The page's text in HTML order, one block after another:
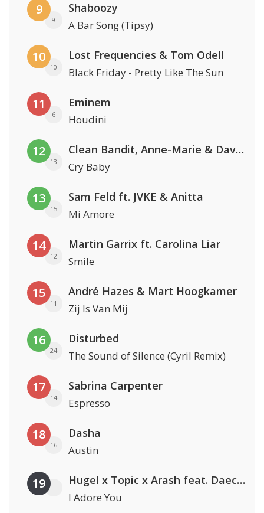
9
9
Shaboozy
A Bar Song (Tipsy)
10
10
Lost Frequencies & Tom Odell
Black Friday - Pretty Like The Sun
11
6
Eminem
Houdini
12
13
Clean Bandit, Anne-Marie & David Guetta
Cry Baby
13
15
Sam Feld ft. JVKE & Anitta
Mi Amore
14
12
Martin Garrix ft. Carolina Liar
Smile
15
11
André Hazes & Mart Hoogkamer
Zij Is Van Mij
16
24
Disturbed
The Sound of Silence (Cyril Remix)
17
14
Sabrina Carpenter
Espresso
18
16
Dasha
Austin
19 Hugel x Topic x Arash feat. Daecolm
I Adore You